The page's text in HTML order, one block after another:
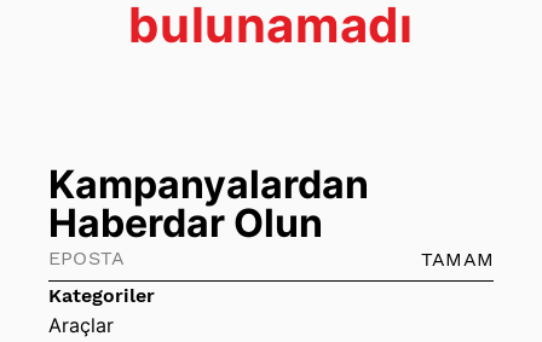
bulunamadı
Kategoriler
Araçlar
Kampanyalardan
Haberdar Olun
TAMAM